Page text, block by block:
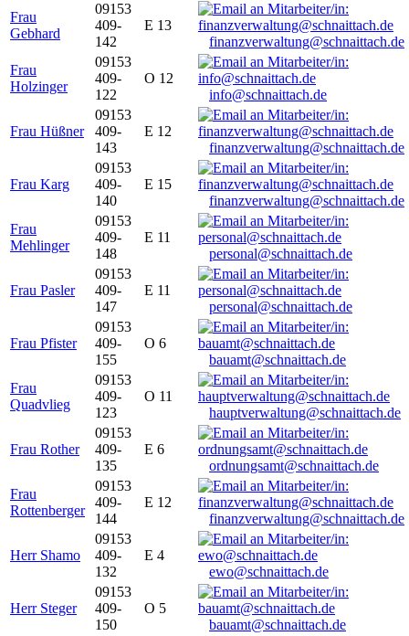
Frau
Gebhard
09153
409-
142
E 13
finanzverwaltung@schnaittach.de
Frau
Holzinger
09153
409-
122
O 12
info@schnaittach.de
Frau Hüßner
09153
409-
143
E 12
finanzverwaltung@schnaittach.de
Frau Karg
09153
409-
140
E 15
finanzverwaltung@schnaittach.de
Frau
Mehlinger
09153
409-
148
E 11
personal@schnaittach.de
Frau Pasler
09153
409-
147
E 11
personal@schnaittach.de
Frau Pfister
09153
409-
155
O 6
bauamt@schnaittach.de
Frau
Quadvlieg
09153
409-
123
O 11
hauptverwaltung@schnaittach.de
Frau Rother
09153
409-
135
E 6
ordnungsamt@schnaittach.de
Frau
Rottenberger
09153
409-
144
E 12
finanzverwaltung@schnaittach.de
Herr Shamo
09153
409-
132
E 4
ewo@schnaittach.de
Herr Steger
09153
409-
150
O 5
bauamt@schnaittach.de